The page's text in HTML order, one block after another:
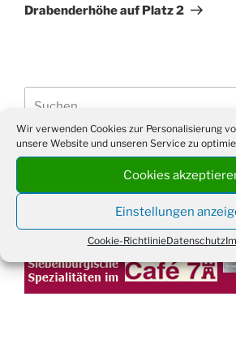
Wir verwenden Cookies zur Personalisierung
unsere Website und unseren Service zu
Cookies
Einstellungen
Cookie-RichtlinieDatenschutz
Drabenderhöhe auf Platz 2